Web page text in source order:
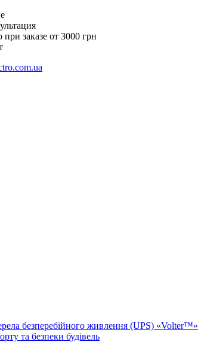
заказе от 3000 грн
безперебійного живлення (UPS) «Volter™»
та безпеки будівель